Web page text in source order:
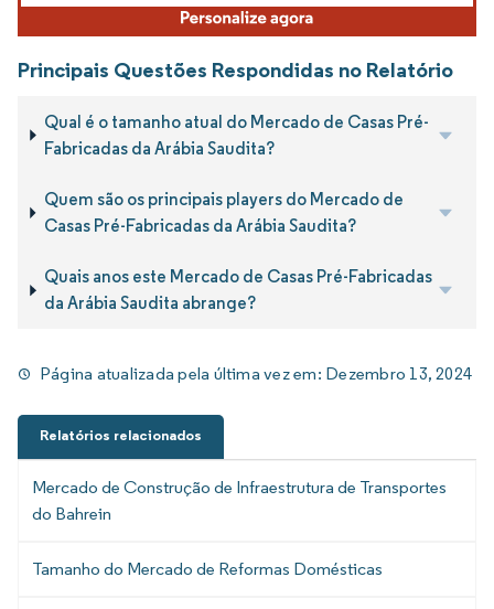
Principais Questões Respondidas no Relatório
Qual é o tamanho atual do Mercado de Casas Pré-
Fabricadas da Arábia Saudita?
Quem são os principais players do Mercado de
Casas Pré-Fabricadas da Arábia Saudita?
Quais anos este Mercado de Casas Pré-Fabricadas
da Arábia Saudita abrange?
Página atualizada pela última vez em: Dezembro 13, 2024
Relatórios relacionados
Mercado de Construção de Infraestrutura de Transportes
do Bahrein
Tamanho do Mercado de Reformas Domésticas